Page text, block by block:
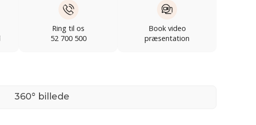
Ring til os
52 700 500
Book video
præsentation
360° billede